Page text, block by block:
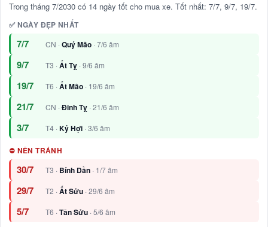
Trong tháng 7/2030 có 14 ngày tốt cho mua xe. Tốt nhất: 7/7, 9/7, 19/7.
✅ NGÀY ĐẸP NHẤT
7/7 CN · Quý Mão · 7/6 âm
9/7 T3 · Ất Tỵ · 9/6 âm
19/7 T6 · Ất Mão · 19/6 âm
21/7 CN · Đinh Tỵ · 21/6 âm
3/7 T4 · Kỷ Hợi · 3/6 âm
⛔ NÊN TRÁNH
30/7 T3 · Bính Dần · 1/7 âm
29/7 T2 ·Ất Sửu · 29/6 âm
5/7 T6 ·Tân Sửu · 5/6 âm